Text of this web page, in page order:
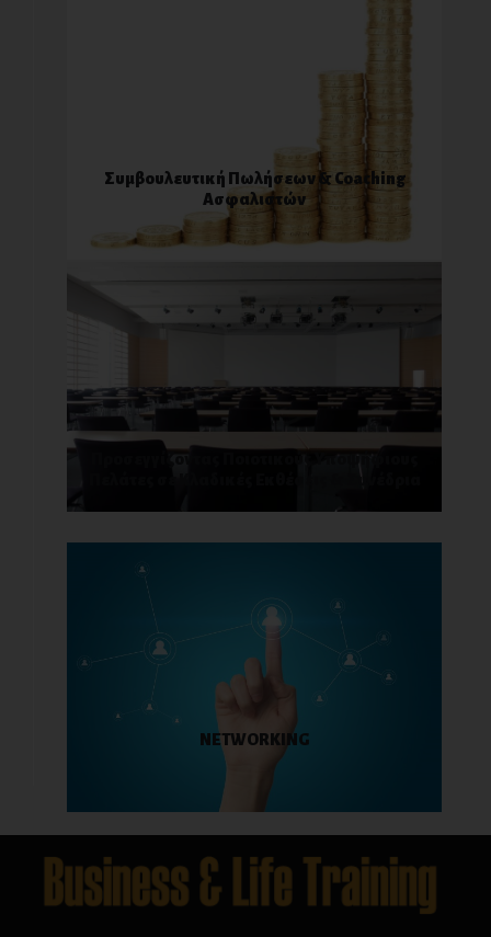
Συμβουλευτική Πωλήσεων & Coaching
Ασφαλιστών
Προσεγγίζοντας Ποιοτικούς Υποψήφιους
Πελάτες σε Κλαδικές Εκθέσεις & Συνέδρια
NETWORKING